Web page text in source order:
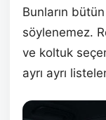
Bunların
söylenemez.
ve koltuk
ayrı ayrı